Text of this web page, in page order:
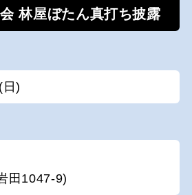
林屋ぼたん真打ち披露
)
田1047-9)